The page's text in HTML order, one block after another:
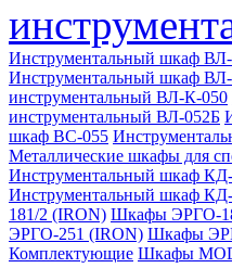
Инструментальный шкаф
Инструментальный шкаф ВЛ-
инструментальный ВЛ-К-050
инструментальный ВЛ-052Б
шкаф ВС-055
Металлические шкафы для
Инструментальный шкаф
Инструментальный шкаф
181/2 (IRON) Шкафы ЭРГО-
ЭРГО-251 (IRON) Шкафы
Комплектующие Шкафы